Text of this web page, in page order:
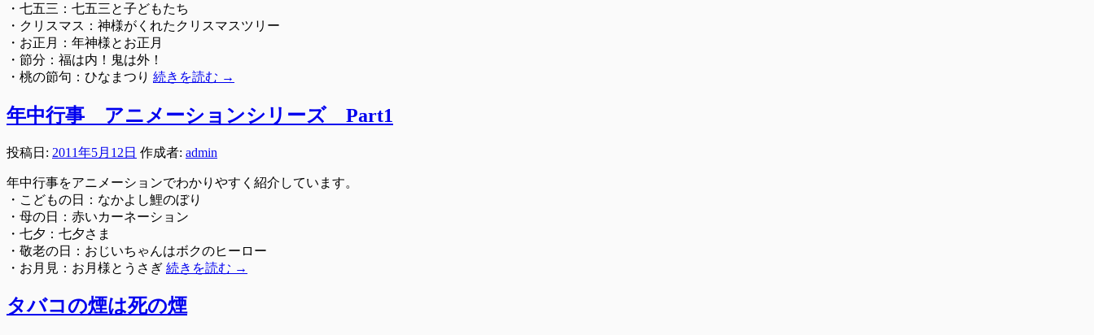
・七五三：七五三と子どもたち
・クリスマス：神様がくれたクリスマスツリー
・お正月：年神様とお正月
・節分：福は内！鬼は外！
・桃の節句：ひなまつり 続きを読む →
年中行事 アニメーションシリーズ Part1
投稿日: 2011年5月12日 作成者: admin
年中行事をアニメーションでわかりやすく紹介しています。
・こどもの日：なかよし鯉のぼり
・母の日：赤いカーネーション
・七夕：七夕さま
・敬老の日：おじいちゃんはボクのヒーロー
・お月見：お月様とうさぎ 続きを読む →
タバコの煙は死の煙